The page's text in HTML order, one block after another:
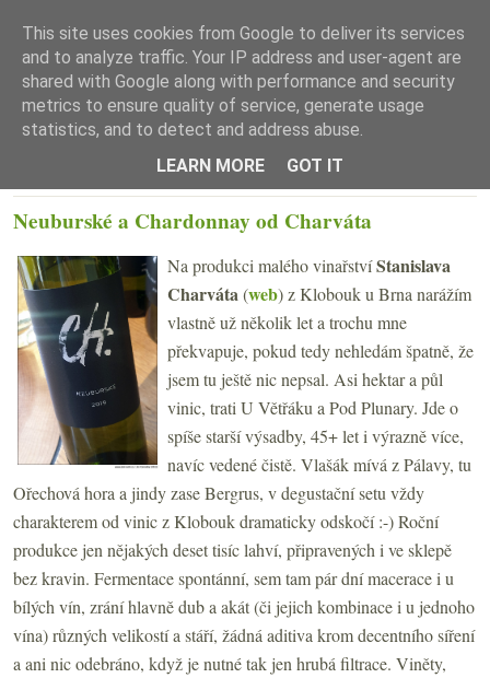
☰ Menu
Neuburské a Chardonnay od Charváta
Na produkci malého vinařstvíStanislava
Charváta(web) z Klobouk u Brna narážím
vlastně už několik let a trochu mne
překvapuje, pokud tedy nehledám špatně, že
jsem tu ještě nic nepsal. Asi hektar a půl
vinic, trati U Větřáku a Pod Plunary. Jde o
spíše starší výsadby, 45+ let i výrazně více,
navíc vedené čistě. Vlašák mívá z Pálavy, tu
Ořechová hora a jindy zase Bergrus, v degustační setu vždy
charakterem od vinic z Klobouk dramaticky odskočí :-) Roční
produkce jen nějakých deset tisíc lahví, připravených i ve sklepě
bez kravin. Fermentace spontánní, sem tam pár dní macerace i u
bílých vín, zrání hlavně dub a akát (či jejich kombinace i u jednoho
vína) různých velikostí a stáří, žádná aditiva krom decentního síření
a ani nic odebráno, když je nutné tak jen hrubá filtrace. Viněty,
This site uses cookies from Google to deliver its services
and to analyze traffic. Your IP address and user-agent are
shared with Google along with performance and security
metrics to ensure quality of service, generate usage
statistics, and to detect and address abuse.
LEARN MORE
GOT IT